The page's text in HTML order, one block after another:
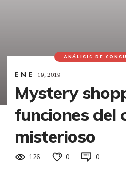
ANÁLISIS DE
ENE 19, 2019
Mystery
funciones del
misterioso
126 0 0